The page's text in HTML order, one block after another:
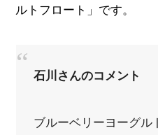
ルトフロート」です。
石川さんのコメント
ブルーベリーヨーグ